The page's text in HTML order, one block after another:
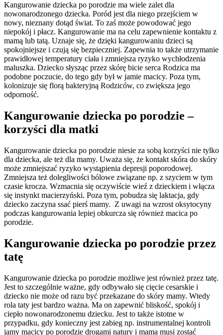
Kangurowanie dziecka po porodzie ma wiele zalet dla
nowonarodzonego dziecka. Poród jest dla niego przejściem w
nowy, nieznany dotąd świat. To zaś może powodować jego
niepokój i płacz. Kangurowanie ma na celu zapewnienie kontaktu z
mamą lub tatą. Uznaje się, że dzięki kangurowaniu dzieci są
spokojniejsze i czują się bezpieczniej. Zapewnia to także utrzymanie
prawidłowej temperatury ciała i zmniejsza ryzyko wychłodzenia
maluszka. Dziecko słysząc przez skórę bicie serca Rodzica ma
podobne poczucie, do tego gdy był w jamie macicy. Poza tym,
kolonizuje się florą bakteryjną Rodziców, co zwiększa jego
odporność.
Kangurowanie dziecka po porodzie –
korzyści dla matki
Kangurowanie dziecka po porodzie niesie za sobą korzyści nie tylko
dla dziecka, ale też dla mamy. Uważa się, że kontakt skóra do skóry
może zmniejszać ryzyko wystąpienia depresji poporodowej.
Zmniejsza też dolegliwości bólowe związane np. z szyciem w tym
czasie krocza. Wzmacnia się oczywiście wieź z dzieckiem i włącza
się instynkt macierzyński. Poza tym, pobudza się laktacja, gdy
dziecko zaczyna ssać pierś mamy. Z uwagi na wzrost oksytocyny
podczas kangurowania lepiej obkurcza się również macica po
porodzie.
Kangurowanie dziecka po porodzie przez
tatę
Kangurowanie dziecka po porodzie możliwe jest również przez tatę.
Jest to szczególnie ważne, gdy odbywało się cięcie cesarskie i
dziecko nie może od razu być przekazane do skóry mamy. Wtedy
rola taty jest bardzo ważna. Ma on zapewnić bliskość, spokój i
ciepło nowonarodzonemu dziecku. Jest to także istotne w
przypadku, gdy konieczny jest zabieg np. instrumentalnej kontroli
jamy macicy po porodzie drogami natury i mama musi zostać